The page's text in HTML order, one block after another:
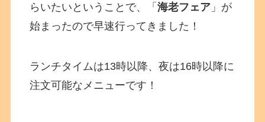
らいたいということで、「海老フェア 」が
始まったので早速行ってきました！
ランチタイムは13時以降、夜は16時以降に
注文可能なメニューです！